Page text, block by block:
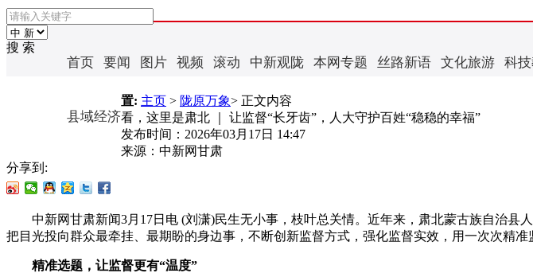
搜 索
首页 要闻 图片 视频 滚动 中新观陇 本网专题 丝路新语 文化旅游 科
县域经济
置: 主页 > 陇原万象> 正文内容
看，这里是肃北 ｜ 让监督“长牙齿”，人大守护百姓“稳稳的幸福”
发布时间： 2026年03月17日 14:47
来源： 中新网甘肃
分享到:
中新网甘肃新闻3月17日电 (刘潇)民生无小事，枝叶总关情。近年来，肃北蒙古族自治县
把目光投向群众最牵挂、最期盼的身边事，不断创新监督方式，强化监督实效，用一次次精
精准选题，让监督更有“温度”